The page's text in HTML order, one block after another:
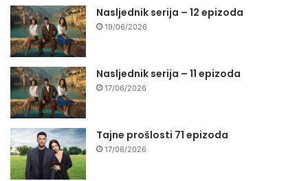
Nasljednik serija – 12 epizoda
19/06/2026
Nasljednik serija – 11 epizoda
17/06/2026
Tajne prošlosti 71 epizoda
17/06/2026